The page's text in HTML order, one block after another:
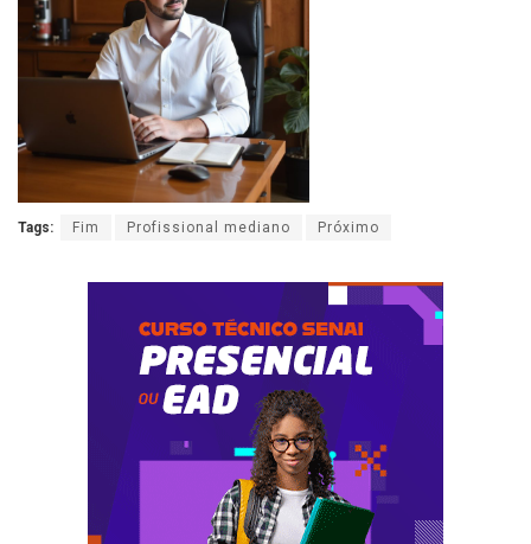
Tags: Fim Profissional mediano Próximo